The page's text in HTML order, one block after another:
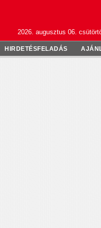
2026. augusztus 06.
HIRDETÉSFELADÁS